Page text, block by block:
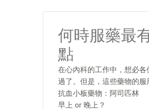
何時服藥最
點
在心內科的工作中，想必
過了。但是，這些藥物的服
抗血小板藥物：阿司匹林
早上 or 晚上？